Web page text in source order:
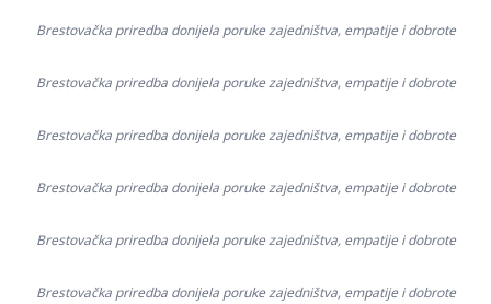
Brestovačka priredba donijela poruke zajedništva, empatije i dobrote
Brestovačka priredba donijela poruke zajedništva, empatije i dobrote
Brestovačka priredba donijela poruke zajedništva, empatije i dobrote
Brestovačka priredba donijela poruke zajedništva, empatije i dobrote
Brestovačka priredba donijela poruke zajedništva, empatije i dobrote
Brestovačka priredba donijela poruke zajedništva, empatije i dobrote